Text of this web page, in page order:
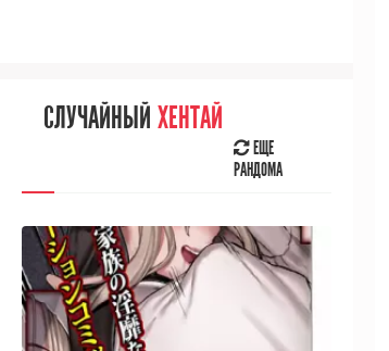
СЛУЧАЙНОЕ АНИМЕ
РАНДОМА
ВЫ НЕДАВНОСМОТРЕЛИ
СЛУЧАЙНЫЙ ХЕНТАЙ
ЕЩЕ
РАНДОМА